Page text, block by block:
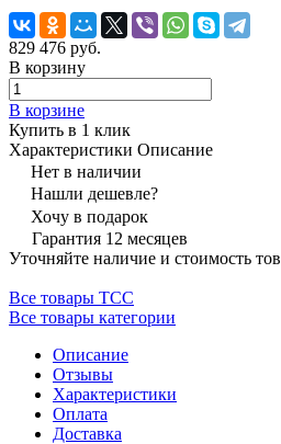
829 476 руб.
В корзину
В корзине
Купить в 1 клик
Характеристики Описание
Нет в наличии
Нашли дешевле?
Хочу в подарок
Гарантия 12 месяцев
Уточняйте наличие и стоимость
Все товары ТСС
Все товары категории
Описание
Отзывы
Характеристики
Оплата
Доставка